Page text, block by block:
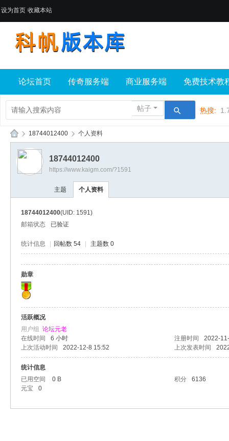
设为首页 收藏本站
论坛首页 传奇服务端 商业服务端 免费技术教
帖子 热搜:
科
› 18744012400 › 个人资料
18744012400
https://www.kaigm.com/?1591
主题 个人资料
18744012400(UID: 1591)
邮箱状态
已验证
统计信息 回帖数 54 主题数 0
勋章
活跃概况
用户组 论坛元老
在线时间
6 小时 注册时间
2022-
上次活动时间
2022-12-8 15:52 上次发表时间
统计信息
已用空间
0 B 积分
6136
元宝
0